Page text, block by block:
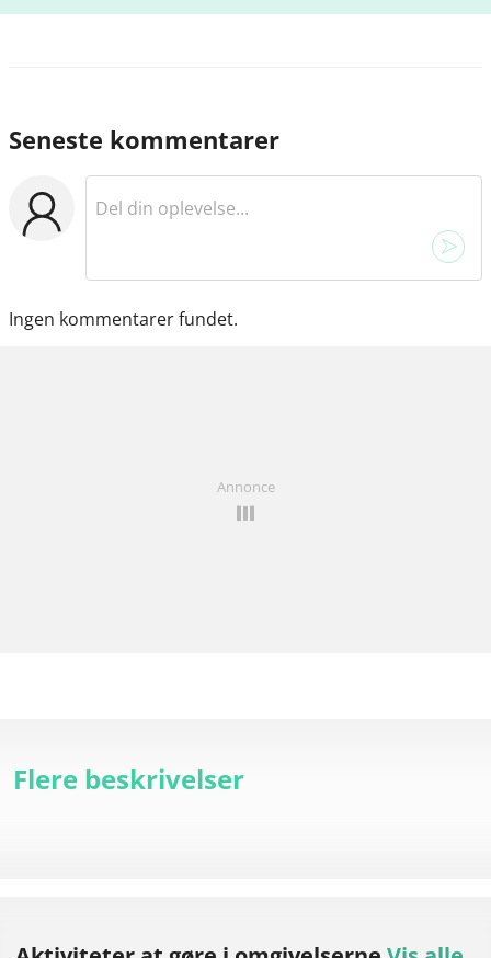
Seneste kommentarer
Ingen kommentarer fundet.
Annonce
Flere beskrivelser